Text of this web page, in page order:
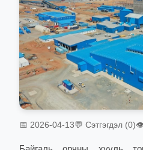
📅 2026-04-13💬 Сэтгэгдэл (0)